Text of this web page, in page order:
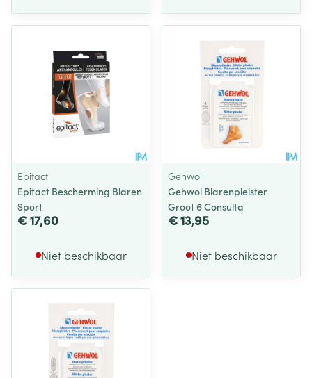
Epitact
Epitact Bescherming Blaren
Sport
€ 17,60
Niet beschikbaar
Gehwol
Gehwol Blarenpleister
Groot 6 Consulta
€ 13,95
Niet beschikbaar